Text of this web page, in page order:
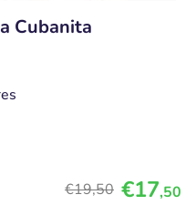
Cubanita
€19,50 €17,50